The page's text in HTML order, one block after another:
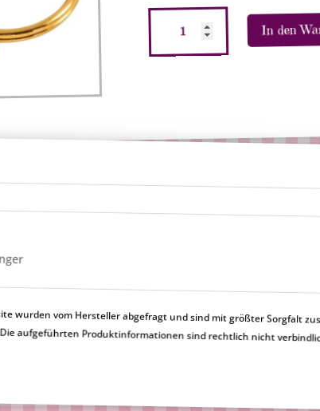
Harry
Potter
Schlüsselanhänger
In den
wurden vom Hersteller abgefragt und sind mit größter Sorgfalt
werden. Die aufgeführten Produktinformationen sind rechtlich nicht